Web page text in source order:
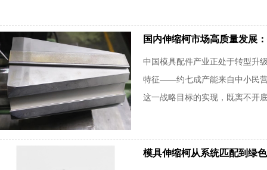
国内伸缩柯市场高质量发展
中国模具配件产业正处于转型升
特征——约七成产能来自中小民营
这一战略目标的实现，既离不开
模具伸缩柯从系统匹配到绿